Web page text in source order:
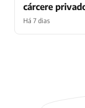
cárcere
Há 7 dias